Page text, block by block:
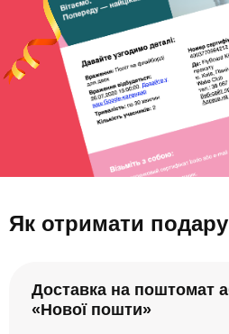
Як отримати
Доставка на поштомат
«Нової пошти»